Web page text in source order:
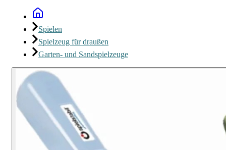
Spielen
Spielzeug für draußen
Garten- und Sandspielzeuge